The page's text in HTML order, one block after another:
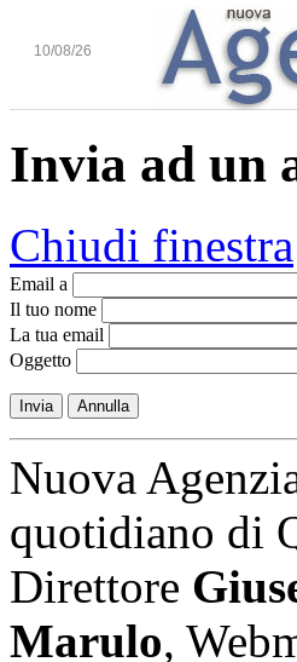
10/08/26
Invia ad un
Chiudi finestra
Email a
Il tuo nome
La tua email
Oggetto
Invia Annulla
Nuova
quotidiano di
Direttore
Marulo,